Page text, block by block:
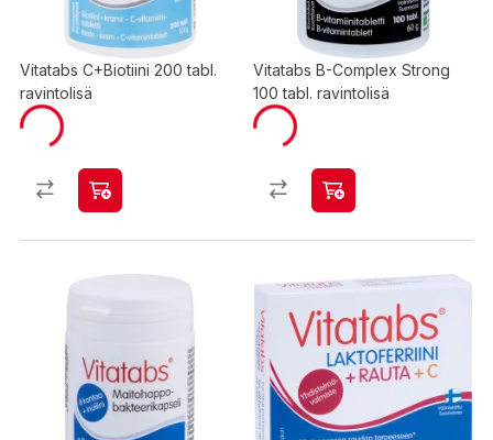
Vitatabs C+Biotiini 200 tabl.
ravintolisä
Vitatabs B-Complex Strong
100 tabl. ravintolisä